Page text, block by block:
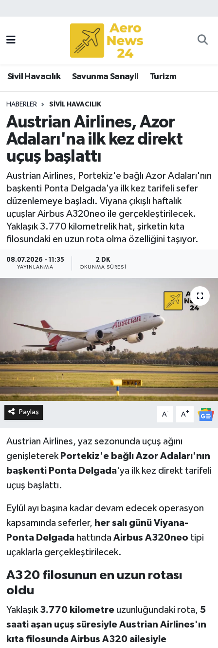
Sivil Havacılık Savunma Sanayii Turizm
HABERLER SIVIL HAVACILIK
Austrian Airlines, Azor
Adaları'na ilk kez direkt
uçuş başlattı
Austrian Airlines, Portekiz'e bağlı Azor Adaları'nın
başkenti Ponta Delgada'ya ilk kez tarifeli sefer
düzenlemeye başladı. Viyana çıkışlı haftalık
uçuşlar Airbus A320neo ile gerçekleştirilecek.
Yaklaşık 3.770 kilometrelik hat, şirketin kıta
filosundaki en uzun rota olma özelliğini taşıyor.
08.07.2026 - 11:35
YAYINLANMA
2 DK
OKUNMA SÜRESI
Paylaş A- A+
Austrian Airlines, yaz sezonunda uçuş ağını
genişleterek Portekiz'e bağlı Azor Adaları'nın
başkenti Ponta Delgada'ya ilk kez direkt tarifeli
uçuş başlattı.
Eylül ayı başına kadar devam edecek operasyon
kapsamında seferler, her salı günü Viyana-
Ponta Delgadahattında Airbus A320neo tipi
uçaklarla gerçekleştirilecek.
A320 filosunun en uzun rotası
oldu
Yaklaşık 3.770 kilometreuzunluğundaki rota, 5
saati aşan uçuş süresiyle Austrian Airlines'ın
kıta filosunda Airbus A320 ailesiyle